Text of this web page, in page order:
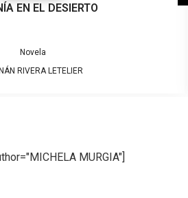
EN EL DESIERTO
Novela
RIVERA LETELIER
MURGIA"]